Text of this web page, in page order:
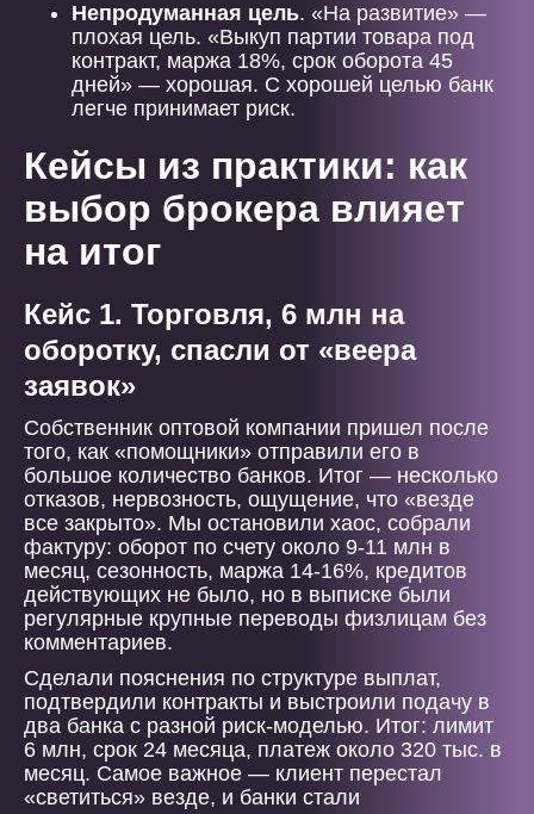
Непродуманная цель. «На развитие» —
плохая цель. «Выкуп партии товара под
контракт, маржа 18%, срок оборота 45
дней» — хорошая. С хорошей целью банк
легче принимает риск.
Кейсы из практики: как
выбор брокера влияет
на итог
Кейс 1. Торговля, 6 млн на
оборотку, спасли от «веера
заявок»
Собственник оптовой компании пришел после
того, как «помощники» отправили его в
большое количество банков. Итог — несколько
отказов, нервозность, ощущение, что «везде
все закрыто». Мы остановили хаос, собрали
фактуру: оборот по счету около 9-11 млн в
месяц, сезонность, маржа 14-16%, кредитов
действующих не было, но в выписке были
регулярные крупные переводы физлицам без
комментариев.
Сделали пояснения по структуре выплат,
подтвердили контракты и выстроили подачу в
два банка с разной риск-моделью. Итог: лимит
6 млн, срок 24 месяца, платеж около 320 тыс. в
месяц. Самое важное — клиент перестал
«светиться» везде, и банки стали